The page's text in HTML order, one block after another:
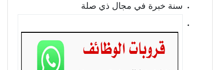
سنة خبرة في مجال ذي صلة